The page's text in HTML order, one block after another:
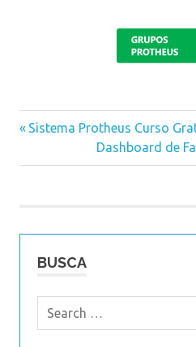
ciot
Navegação
Previous
Sistema Protheus Curso
Next
Post:
Dashboard de
BUSCA